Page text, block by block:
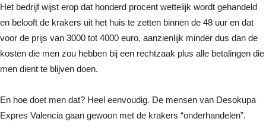
Het bedrijf wijst erop dat honderd procent wettelijk wordt gehandeld
en belooft de krakers uit het huis te zetten binnen de 48 uur en dat
voor de prijs van 3000 tot 4000 euro, aanzienlijk minder dus dan de
kosten die men zou hebben bij een rechtzaak plus alle betalingen die
men dient te blijven doen.
En hoe doet men dat? Heel eenvoudig. De mensen van Desokupa
Expres Valencia gaan gewoon met de krakers “onderhandelen”.